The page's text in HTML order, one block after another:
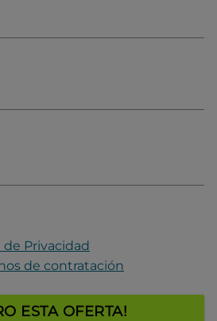
de Privacidad
de contratación
ESTA OFERTA!